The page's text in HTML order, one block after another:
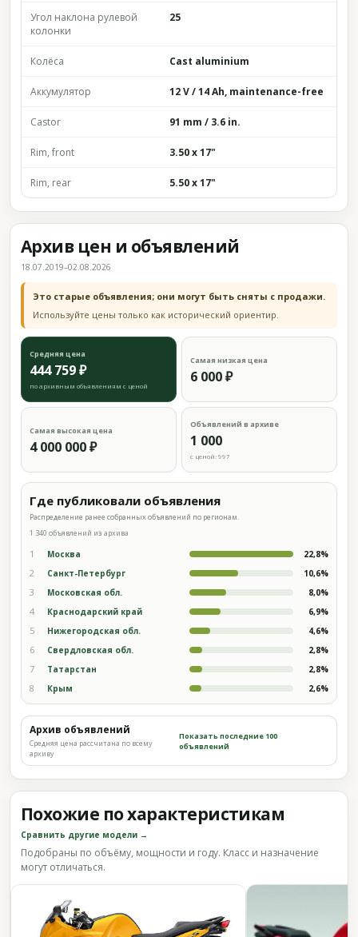
Угол наклона рулевой
колонки
25
Колёса Cast aluminium
Аккумулятор 12 V / 14 Ah, maintenance-free
Castor 91 mm / 3.6 in.
Rim, front 3.50 x 17"
Rim, rear 5.50 x 17"
Архив цен и объявлений
18.07.2019–02.08.2026
Это старые объявления; они могут быть сняты с продажи.
Используйте цены только как исторический ориентир.
Средняя цена
444 759 ₽
по архивным объявлениям с ценой
Самая низкая цена
6 000 ₽
Самая высокая цена
4 000 000 ₽
Объявлений в архиве
1 000
с ценой: 997
Где публиковали объявления
Распределение ранее собранных объявлений по регионам.
1 340 объявлений из архива
1 Москва 22,8%
2 Санкт-Петербург 10,6%
3 Московская обл. 8,0%
4 Краснодарский край 6,9%
5 Нижегородская обл. 4,6%
6 Свердловская обл. 2,8%
7 Татарстан 2,8%
8 Крым 2,6%
Архив объявлений
Средняя цена рассчитана по всему
архиву
Показать последние 100
объявлений
Похожие по характеристикам
Сравнить другие модели →
Подобраны по объёму, мощности и году. Класс и назначение
могут отличаться.